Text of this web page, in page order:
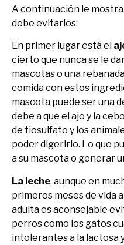
A continuación le
debe evitarlos:
En primer lugar está el
cierto que nunca se le
mascotas o una
comida con estos
mascota puede ser una
debe a que el ajo y la
de tiosulfato y los
poder digerirlo. Lo que
a su mascota o generar
La leche, aunque en
primeros meses de vida
adulta es aconsejable
perros como los gatos
intolerantes a la lactosa